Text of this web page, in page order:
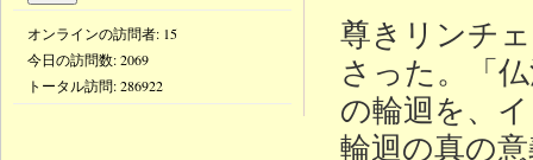
尊きリンチ
さった。「
の輪迴を、
輪迴の真の
オンラインの訪問者: 15
今日の訪問数:2069
トータル訪問:286922